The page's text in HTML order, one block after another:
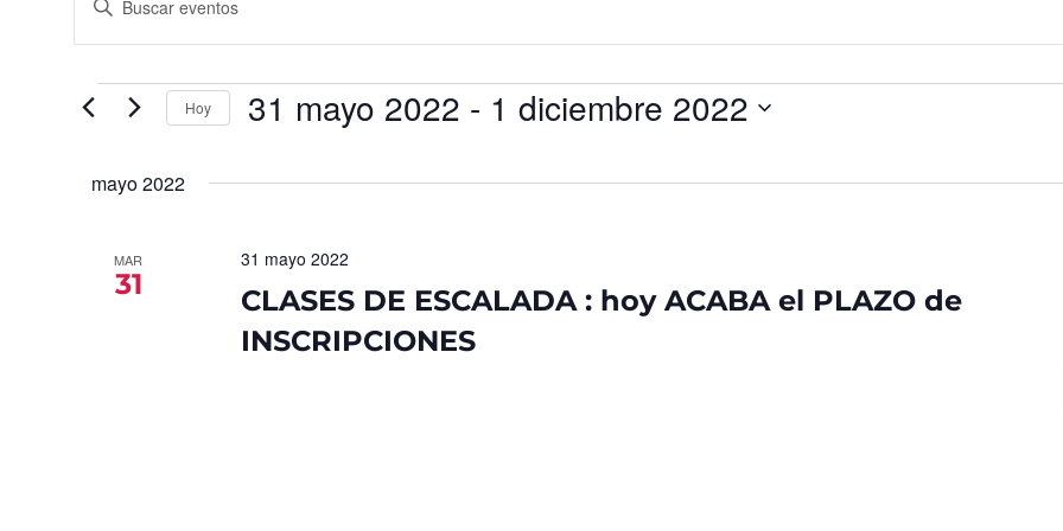
de
búsqueda
vistas
palabra
clave.
para
la
palabra
Hoy 31 mayo 2022 - 1 diciembre 2022
mayo 2022
MAR
31
CLASES DE ESCALADA : hoy ACABA el PLAZO de
INSCRIPCIONES
31 mayo 2022